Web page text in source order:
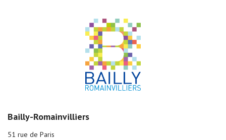
Bailly-Romainvilliers
51 rue de Paris